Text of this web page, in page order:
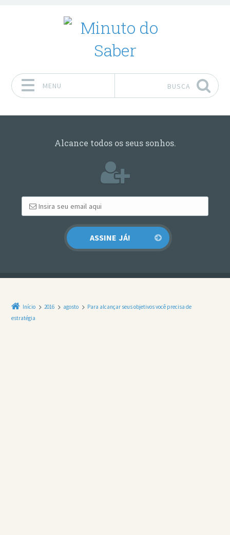
MENU BUSCA
Alcance todos os seus sonhos.
Início 2016 agosto
Para alcançar seus objetivos você precisa de
estratégia